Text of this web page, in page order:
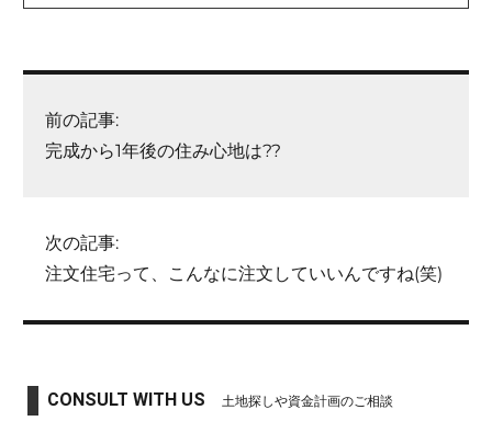
前の記事:
完成から1年後の住み心地は??
次の記事:
注文住宅って、こんなに注文していいんですね(笑)
CONSULT WITH US 土地探しや資金計画のご相談